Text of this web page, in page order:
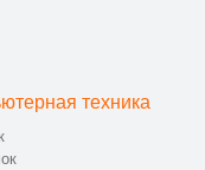
техника